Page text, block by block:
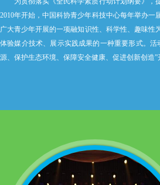
2010年开始，中国科协青少年科技中心每年举办
广大青少年开展的一项融知识性、科学性、趣味
体验媒介技术、展示实践成果的一种重要形式。
源、保护生态环境、保障安全健康、促进创新创造”